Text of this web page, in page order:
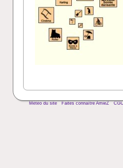
Météo du site Faites connaître AmieZ